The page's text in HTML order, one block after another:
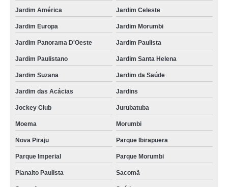
Jardim América Jardim Celeste
Jardim Europa Jardim Morumbi
Jardim Panorama D'Oeste Jardim Paulista
Jardim Paulistano Jardim Santa Helena
Jardim Suzana Jardim da Saúde
Jardim das Acácias Jardins
Jockey Club Jurubatuba
Moema Morumbi
Nova Piraju Parque Ibirapuera
Parque Imperial Parque Morumbi
Planalto Paulista Sacomã